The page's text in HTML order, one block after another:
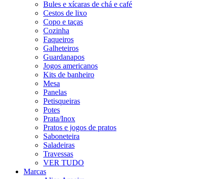
Bules e xícaras de chá e café
Cestos de lixo
Copo e taças
Cozinha
Faqueiros
Galheteiros
Guardanapos
Jogos americanos
Kits de banheiro
Mesa
Panelas
Petisqueiras
Potes
Prata/Inox
Pratos e jogos de pratos
Saboneteira
Saladeiras
Travessas
VER TUDO
Marcas